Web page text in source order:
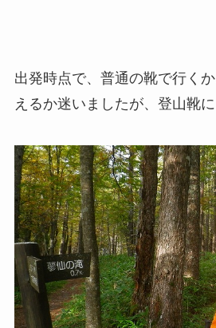
出発時点で、普通の靴で行く
えるか迷いましたが、登山靴